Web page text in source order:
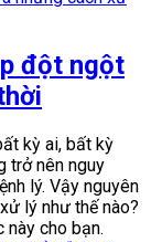
đột ngột
kỳ ai, bất kỳ
trở nên nguy
lý. Vậy nguyên
lý như thế nào?
cho bạn.